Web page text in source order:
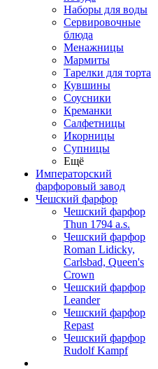
Наборы для воды
Сервировочные
блюда
Менажницы
Мармиты
Тарелки для торта
Кувшины
Соусники
Креманки
Салфетницы
Икорницы
Супницы
Ещё
Императорский
фарфоровый завод
Чешский фарфор
Чешский фарфор
Thun 1794 a.s.
Чешский фарфор
Roman Lidicky,
Carlsbad, Queen's
Crown
Чешский фарфор
Leander
Чешский фарфор
Repast
Чешский фарфор
Rudolf Kampf